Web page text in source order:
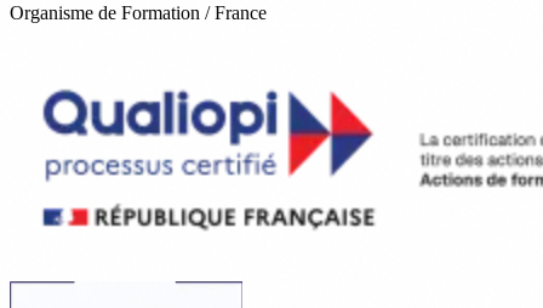
Organisme de Formation / France